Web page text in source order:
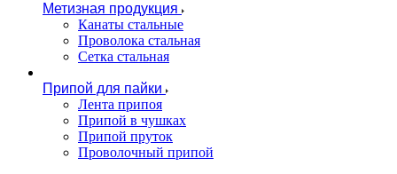
Метизная продукция
Канаты стальные
Проволока стальная
Сетка стальная
Припой для пайки
Лента припоя
Припой в чушках
Припой пруток
Проволочный припой